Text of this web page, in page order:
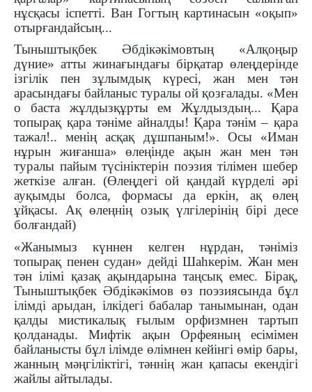
нұсқасы іспетті. Ван Гогтың картинасын «оқып»
отырғандайсың...
Тыныштықбек Әбдікәкімовтың «Алқоңыр
дүние» атты жинағындағы бірқатар өлеңдерінде
ізгілік пен зұлымдық күресі, жан мен тән
арасындағы байланыс туралы ой қозғалады. «Мен
о баста жұлдызқұрты ем Жұлдыздың... Қара
топырақ қара тәніме айналды! Қара тәнім – қара
тажал!.. менің асқақ дұшпаным!». Осы «Иман
нұрын жиғанша» өлеңінде ақын жан мен тән
туралы пайым түсініктерін поэзия тілімен шебер
жеткізе алған. (Өлеңдегі ой қандай күрделі әрі
ауқымды болса, формасы да еркін, ақ өлең
ұйқасы. Ақ өлеңнің озық үлгілерінің бірі десе
болғандай)
«Жанымыз күннен келген нұрдан, тәніміз
топырақ пенен судан» дейді Шаһкерім. Жан мен
тән ілімі қазақ ақындарына таңсық емес. Бірақ,
Тыныштықбек Әбдікәкімов өз поэзиясында бұл
ілімді арыдан, ілкідегі бабалар танымынан, одан
қалды мистикалық ғылым орфизмнен тартып
қолданады. Мифтік ақын Орфеяның есімімен
байланысты бұл ілімде өлімнен кейінгі өмір бары,
жанның мәңгіліктігі, тәннің жан қапасы екендігі
жайлы айтылады.